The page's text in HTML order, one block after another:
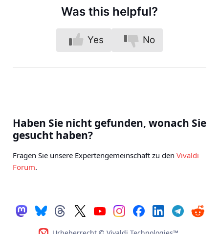
Was this helpful?
Yes No
Haben Sie nicht gefunden, wonach Sie
gesucht haben?
Fragen Sie unsere Expertengemeinschaft zu den Vivaldi
Forum.